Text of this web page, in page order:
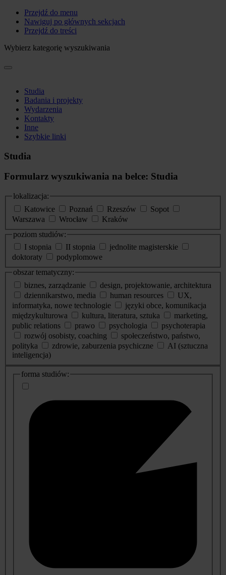
Przejdź do menu
Nawiguj po głównych sekcjach
Przejdź do treści
Wybierz kategorię wyszukiwania
Studia
Badania i projekty
Wydarzenia
Kontakty
Inne
Szybkie linki
Studia
Formularz wyszukiwania na belce: Studia
lokalizacja:
Katowice
Poznań Rzeszów
Sopot
Warszawa
Wrocław
Kraków
poziom studiów:
I stopnia
II stopnia
jednolite magisterskie
doktoraty
podyplomowe
obszar tematyczny:
biznes, zarządzanie
design, projektowanie, architektura
dziennikarstwo, media
human resources
UX,
informatyka, nowe technologie
języki obce, komunikacja
międzykulturowa
kultura, literatura, sztuka
marketing,
public relations
prawo psychologia
psychoterapia
rozwój osobisty, coaching
społeczeństwo, państwo,
polityka
zdrowie, zaburzenia psychiczne
AI (sztuczna
inteligencja)
dodatkowe
informacje
forma studiów: